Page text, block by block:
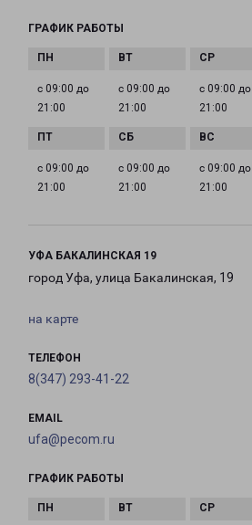
ГРАФИК РАБОТЫ
с 09:00 до
21:00
с 09:00 до
21:00
с 09:00 до
21:00
с 09:00 до
21:00
с 09:00 до
21:00
с 09:00 до
21:00
УФА БАКАЛИНСКАЯ 19
город Уфа, улица Бакалинская, 19
на карте
ТЕЛЕФОН
8(347) 293-41-22
EMAIL
ufa@pecom.ru
ГРАФИК РАБОТЫ